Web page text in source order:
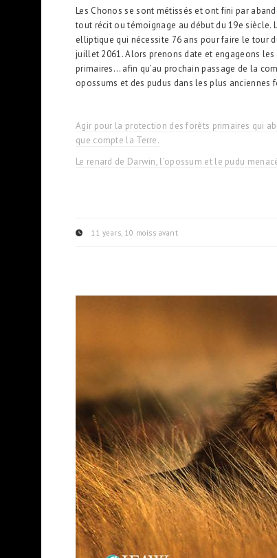
Les Chonos se sont métissés et ont fini par
tout récit ou témoignage au début du 19e siècle.
elliptique qui nécessite 76 ans pour faire le tour
juillet 2061. Alors prenons date et engageons
primaires… afin qu’au prochain passage de la
opossums et des pudus dans les plus anciennes
Agir pour la protection des forêts primaires qui
que compte la Terre.
Le renard de Darwin, l’opossum et le pudu
11 years, 10 moiss avant